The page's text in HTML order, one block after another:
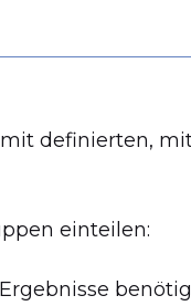
definierten,
einteilen: